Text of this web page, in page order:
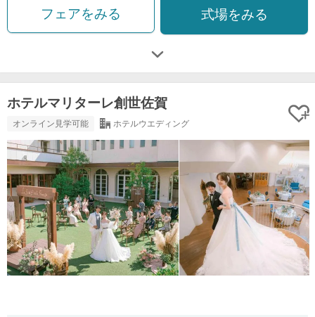
フェアをみる 式場をみる
ホテルマリターレ創世佐賀
オンライン見学可能 ホテルウエディング